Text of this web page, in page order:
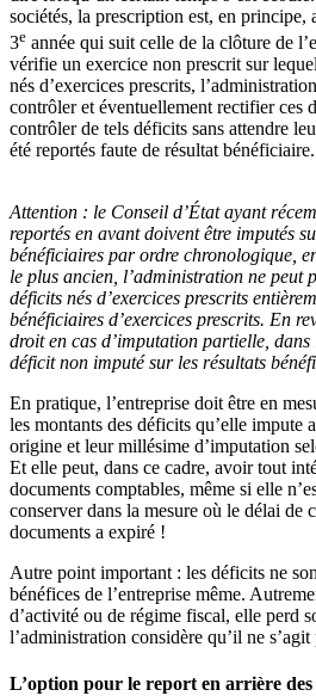
sociétés, la prescription est, en principe,
3e année qui suit celle de la clôture de
vérifie un exercice non prescrit sur
nés d’exercices prescrits,
contrôler et éventuellement rectifier ces
contrôler de tels déficits sans attendre
été reportés faute de résultat bénéficiaire.
Attention : le Conseil d’État ayant
reportés en avant doivent être imputés
bénéficiaires par ordre chronologique,
le plus ancien, l’administration ne peut
déficits nés d’exercices prescrits
bénéficiaires d’exercices prescrits. En
droit en cas d’imputation partielle,
déficit non imputé sur les résultats
En pratique, l’entreprise doit être en
les montants des déficits qu’elle impute
origine et leur millésime d’imputation
Et elle peut, dans ce cadre, avoir tout
documents comptables, même si elle
conserver dans la mesure où le délai de
documents a expiré !
Autre point important : les déficits ne
bénéfices de l’entreprise même.
d’activité ou de régime fiscal, elle perd
l’administration considère qu’il ne
L’option pour le report en arrière des